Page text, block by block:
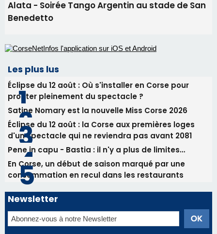
Les plus lus
profiter pleinement du spectacle ?
Satine Nomary est la nouvelle Miss Corse 2026
Éclipse du 12 août : la Corse aux premières loges
d'un spectacle qui ne reviendra pas avant 2081
Pene in capu - Bastia : il n'y a plus de limites…
En Corse, un début de saison marqué par une
consommation en recul dans les restaurants
Newsletter
Inscrivez-vous à la newsletter de CNI et recevez par
email les infos les plus importantes et une sélection de